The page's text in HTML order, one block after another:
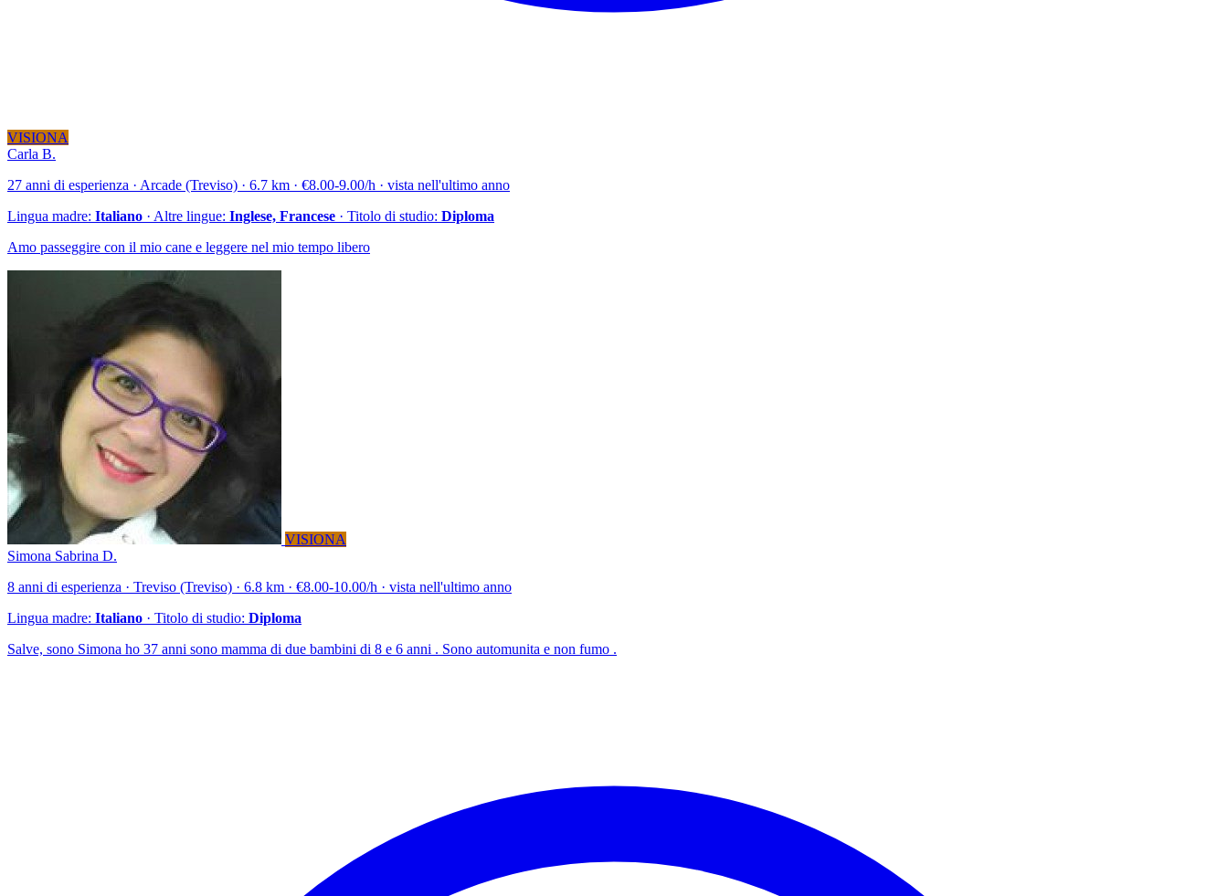
VISIONA
Carla B.
27 anni di esperienza · Arcade (Treviso) · 6.7 km · €8.00-9.00/h · vista nell'ultimo anno
Lingua madre: Italiano · Altre lingue: Inglese, Francese · Titolo di studio: Diploma
Amo passeggire con il mio cane e leggere nel mio tempo libero
VISIONA
Simona Sabrina D.
8 anni di esperienza · Treviso (Treviso) · 6.8 km · €8.00-10.00/h · vista nell'ultimo anno
Lingua madre: Italiano · Titolo di studio: Diploma
Salve, sono Simona ho 37 anni sono mamma di due bambini di 8 e 6 anni . Sono automunita e non fumo .